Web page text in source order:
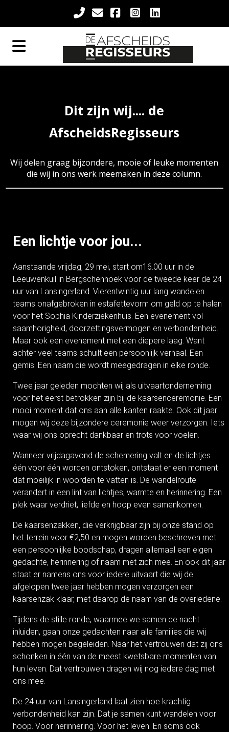
Dit zijn wij.... de
AfscheidsRegisseurs
Wij delen graag bijzondere, mooie of leuke momenten
die wij in ons werk meemaken in deze column.
Een lichtje voor jou...
Aanstaande vrijdag, 29 mei, start om16.00 uur in de
Leeuwenkuil in Bergschenhoek voor de tweede keer de 24
uur van Lansingerland. Vierentwintig uur lang wandelen
teams onafgebroken in estafettevorm om geld op te halen
voor het Sophia Kinderziekenhuis. Een evenement vol
saamhorigheid, doorzettingsvermogen en verbondenheid.
Maar ook een evenement met een diepere laag. Want
achter veel teams schuilt een persoonlijk verhaal. Een
gemis. Een naam die wordt meegedragen in elke ronde.
Twee jaar geleden mochten wij als uitvaartonderneming
voor het eerst betrokken zijn bij de kaarsenceremonie. Een
mooi moment dat ons aan alle kanten raakte. Ook dit jaar
mogen wij deze bijzondere ceremonie weer verzorgen. Iets
waar wij ons oprecht dankbaar en trots voor voelen.
Wanneer vrijdagavond de schemering valt en de lichtjes
één voor één worden ontstoken, ontstaat er een moment
dat moeilijk in woorden te vatten is. De wandelroute
verandert in een lint van lichtjes, warmte en herinnering. Een
plek waar verdriet, liefde en hoop even samenkomen.
De kaarsenzakken, die verkrijgbaar zijn bij onze stand op
het terrein voor €2,50 en mogen worden beschreven met
een persoonlijke boodschap, dragen allemaal een eigen
gedachte, herinnering of naam met zich mee. En ook dit jaar
staat er namens ons voor iedere uitvaart die wij de
afgelopen twee jaar hebben mogen verzorgen een
kaarsenzak klaar, met daarop de naam van de overledene.
Tijdens de stille ronde, waarmee we samen de nacht
inluiden, gaan onze gedachten naar alle families die wij
hebben mogen begeleiden. Naar het vertrouwen dat zij ons
schonken in één van de meest kwetsbare momenten van
hun leven. Dat vertrouwen dragen wij nog iedere dag met
ons mee.
De 24 uur van Lansingerland laat zien hoe krachtig
verbondenheid kan zijn. Dat je samen kunt wandelen voor
hoop. Voor herinnering. Voor het leven. En soms ook